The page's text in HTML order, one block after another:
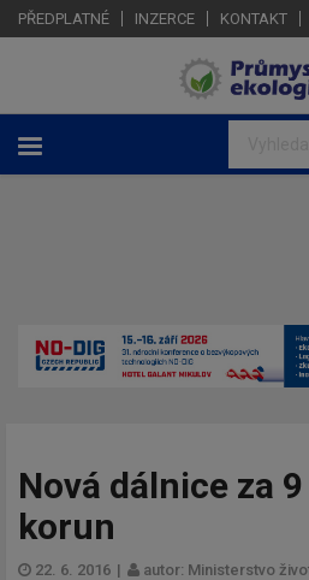
PŘEDPLATNÉ INZERCE KONTAKT
Nová dálnice za
korun
22. 6. 2016 | autor: Ministerstvo